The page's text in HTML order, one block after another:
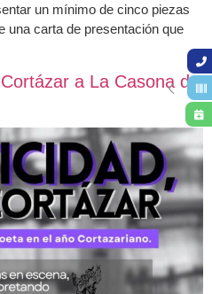
un mínimo de cinco piezas
una carta de presentación que
a La Casona de